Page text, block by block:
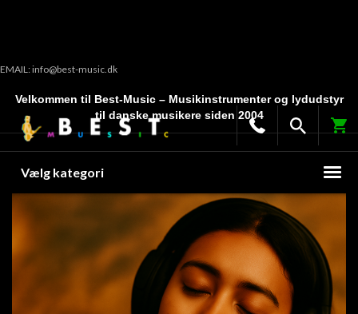
EMAIL: info@best-music.dk
Velkommen til Best-Music – Musikinstrumenter og lydudstyr
til danske musikere siden 2004
Vælg kategori